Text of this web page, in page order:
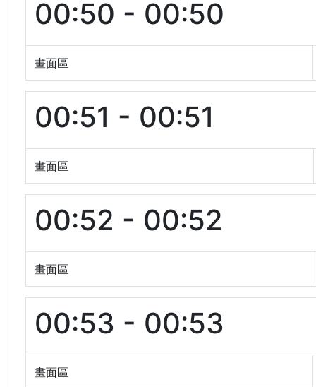
00:50 - 00:50
畫面區
00:51 - 00:51
畫面區
00:52 - 00:52
畫面區
00:53 - 00:53
畫面區